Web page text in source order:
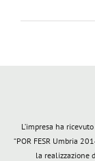
L’impresa ha
“POR FESR Umbria
la realizzazione